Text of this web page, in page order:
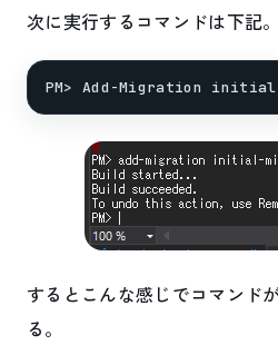
次に実行するコマンドは下記。
PM> Add-Migration
するとこんな感じでコマンド
る。